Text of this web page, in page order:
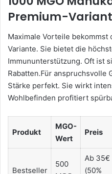
Premium-
Maximale Vorteile
Variante. Sie bietet die
Immununterstützung. Oft ist
Rabatten.Für anspruchsvolle
Stärke perfekt. Sie wirkt
Wohlbefinden profitiert
Produkt
MGO-
Wert
Preis
Bestseller
500
Ab 35€
(50%